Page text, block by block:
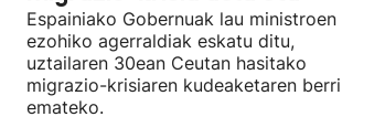
Espainiako Gobernuak lau ministroen
ezohiko agerraldiak eskatu ditu,
uztailaren 30ean Ceutan hasitako
migrazio-krisiaren kudeaketaren berri
emateko.